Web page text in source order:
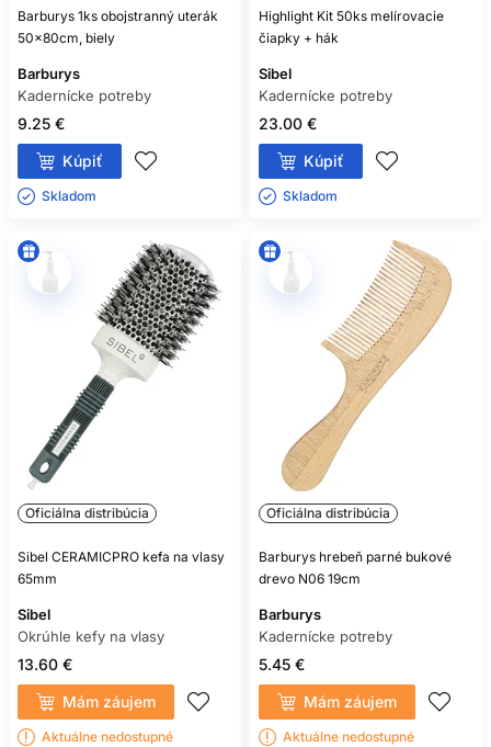
Barburys 1ks obojstranný uterák
50x80cm, biely
Barburys
Kadernícke potreby
9.25 €
Kúpiť
Skladom ㅤ
Highlight Kit 50ks melírovacie
čiapky + hák
Sibel
Kadernícke potreby
23.00 €
Kúpiť
Skladom ㅤ
Oficiálna distribúcia
Sibel CERAMICPRO kefa na vlasy
65mm
Sibel
Okrúhle kefy na vlasy
13.60 €
Mám záujem
Aktuálne nedostupné
Oficiálna distribúcia
Barburys hrebeň parné bukové
drevo N06 19cm
Barburys
Kadernícke potreby
5.45 €
Mám záujem
Aktuálne nedostupné